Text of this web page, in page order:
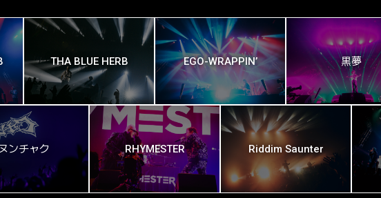
THA BLUE HERB EGO-WRAPPIN’ 黒夢
ンチャク RHYMESTER Riddim Saunter